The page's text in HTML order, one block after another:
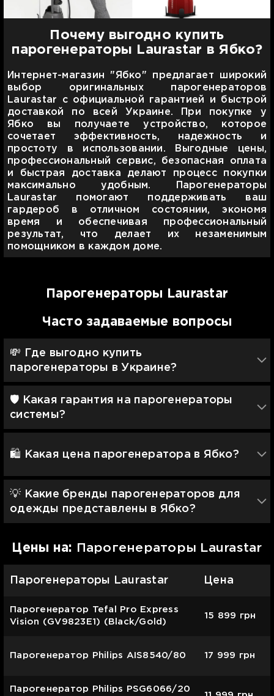
Почему выгодно купить
парогенераторы Laurastar в Ябко?
Интернет-магазин "Ябко" предлагает широкий
выбор оригинальных парогенераторов
Laurastar с официальной гарантией и быстрой
доставкой по всей Украине. При покупке у
Ябко вы получаете устройство, которое
сочетает эффективность, надежность и
простоту в использовании. Выгодные цены,
профессиональный сервис, безопасная оплата
и быстрая доставка делают процесс покупки
максимально удобным. Парогенераторы
Laurastar помогают поддерживать ваш
гардероб в отличном состоянии, экономя
время и обеспечивая профессиональный
результат, что делает их незаменимым
помощником в каждом доме.
Парогенераторы Laurastar
Часто задаваемые вопросы
💸 Где выгодно купить
парогенераторы в Украине?
🛡 Какая гарантия на парогенераторы
системы?
🛍️ Какая цена парогенератора в Ябко?
💡 Какие бренды парогенераторов для
одежды представлены в Ябко?
Цены на: Парогенераторы Laurastar
Парогенераторы Laurastar Цена
Парогенератор Tefal Pro Express
Vision (GV9823E1) (Black/Gold)
15 899 грн
Парогенератор Philips AIS8540/80 17 999 грн
Парогенератор Philips PSG6066/20